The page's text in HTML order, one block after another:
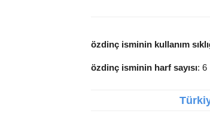
özdinç isminin kullanım
özdinç isminin harf sayısı: 6